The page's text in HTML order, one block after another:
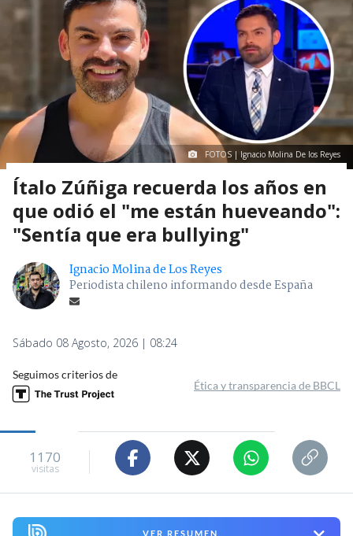
FOTOS | Ignacio Molina De los Reyes
Ítalo Zúñiga recuerda los años en
que odió el "me están hueveando":
"Sentía que era bullying"
Ignacio Molina de Los Reyes
Periodista chileno informando desde España
Sábado 08 Agosto, 2026 | 08:24
Seguimos criterios de
Ética y transparencia de BBCL
1170
visitas
VER RESUMEN